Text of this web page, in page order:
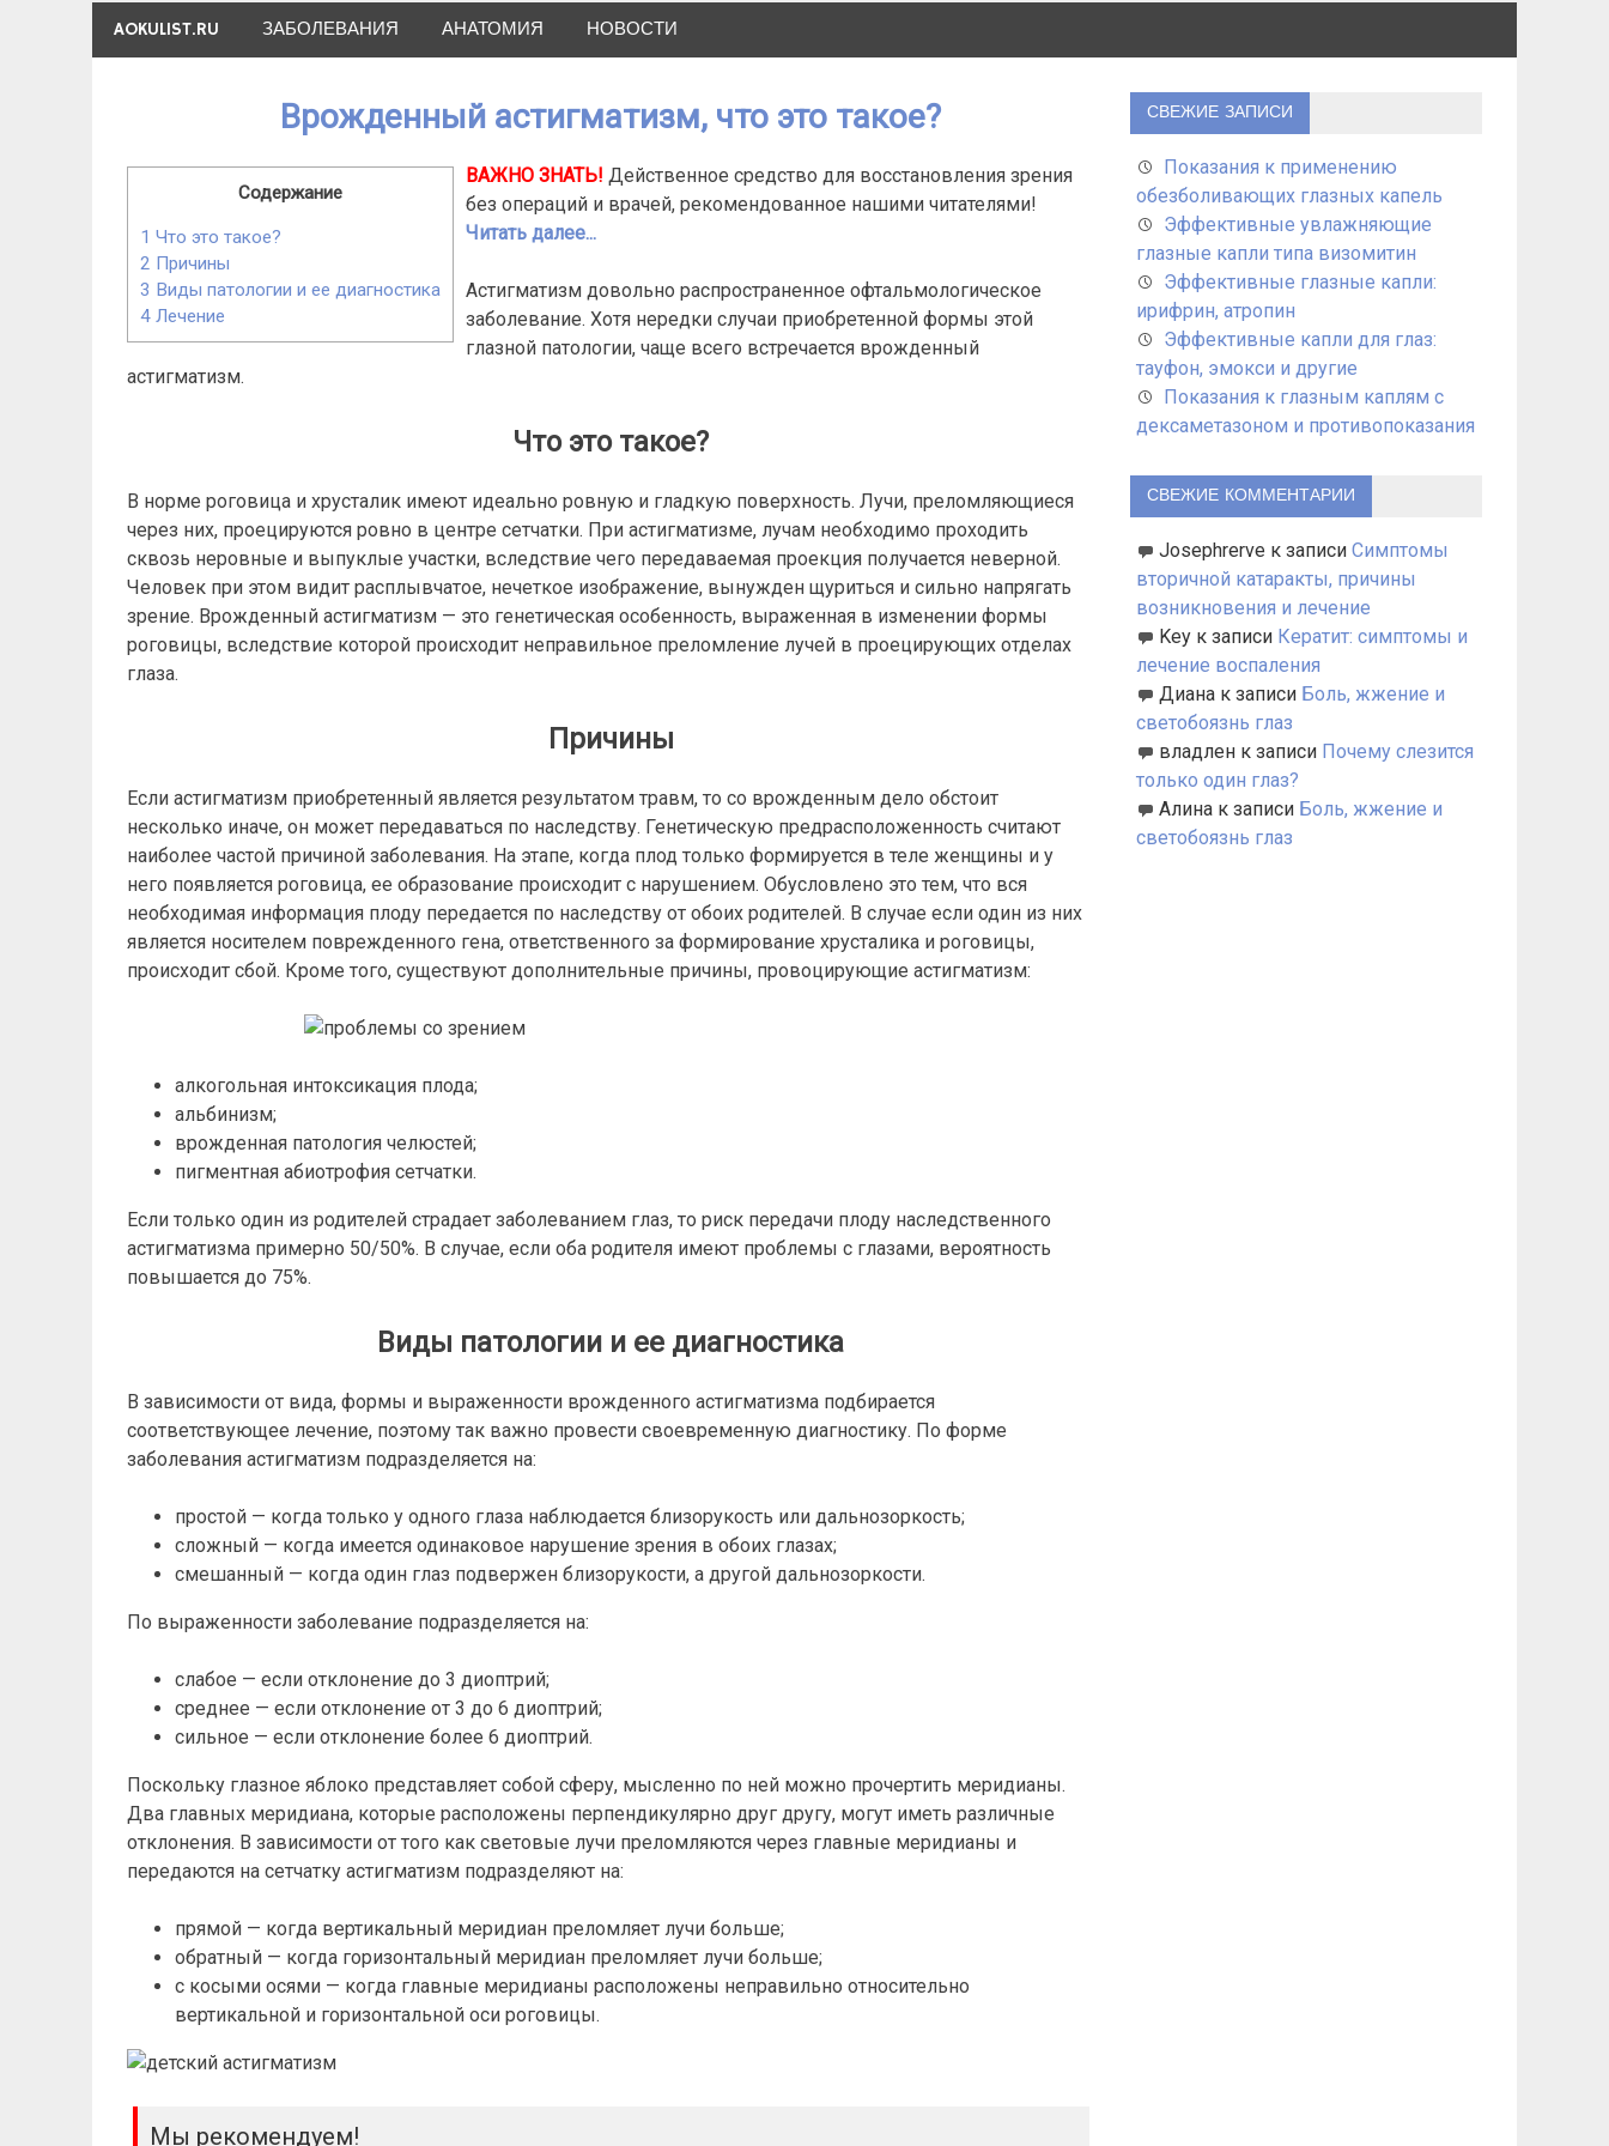
AOKULIST.RU ЗАБОЛЕВАНИЯ АНАТОМИЯ НОВОСТИ
Врожденный астигматизм, что это такое?
Содержание
1 Что это такое?
2 Причины
3 Виды патологии и ее диагностика
4Лечение
ВАЖНО ЗНАТЬ! Действенное средство для восстановления зрения
без операций и врачей, рекомендованное нашими читателями!
Читать далее...
Астигматизм довольно распространенное офтальмологическое
заболевание. Хотя нередки случаи приобретенной формы этой
глазной патологии, чаще всего встречается врожденный
астигматизм.
Что это такое?
В норме роговица и хрусталик имеют идеально ровную и гладкую поверхность. Лучи, преломляющиеся
через них, проецируются ровно в центре сетчатки. При астигматизме, лучам необходимо проходить
сквозь неровные и выпуклые участки, вследствие чего передаваемая проекция получается неверной.
Человек при этом видит расплывчатое, нечеткое изображение, вынужден щуриться и сильно напрягать
зрение. Врожденный астигматизм — это генетическая особенность, выраженная в изменении формы
роговицы, вследствие которой происходит неправильное преломление лучей в проецирующих отделах
глаза.
Причины
Если астигматизм приобретенный является результатом травм, то со врожденным дело обстоит
несколько иначе, он может передаваться по наследству. Генетическую предрасположенность считают
наиболее частой причиной заболевания. На этапе, когда плод только формируется в теле женщины и у
него появляется роговица, ее образование происходит с нарушением. Обусловлено это тем, что вся
необходимая информация плоду передается по наследству от обоих родителей. В случае если один из них
является носителем поврежденного гена, ответственного за формирование хрусталика и роговицы,
происходит сбой. Кроме того, существуют дополнительные причины, провоцирующие астигматизм:
алкогольная интоксикация плода;
альбинизм;
врожденная патология челюстей;
пигментная абиотрофия сетчатки.
Если только один из родителей страдает заболеванием глаз, то риск передачи плоду наследственного
астигматизма примерно 50/50%. В случае, если оба родителя имеют проблемы с глазами, вероятность
повышается до 75%.
Виды патологии и ее диагностика
В зависимости от вида, формы и выраженности врожденного астигматизма подбирается
соответствующее лечение, поэтому так важно провести своевременную диагностику. По форме
заболевания астигматизм подразделяется на:
простой — когда только у одного глаза наблюдается близорукость или дальнозоркость;
сложный — когда имеется одинаковое нарушение зрения в обоих глазах;
смешанный — когда один глаз подвержен близорукости, а другой дальнозоркости.
По выраженности заболевание подразделяется на:
слабое — если отклонение до 3 диоптрий;
среднее — если отклонение от 3 до 6 диоптрий;
сильное — если отклонение более 6 диоптрий.
Поскольку глазное яблоко представляет собой сферу, мысленно по ней можно прочертить меридианы.
Два главных меридиана, которые расположены перпендикулярно друг другу, могут иметь различные
отклонения. В зависимости от того как световые лучи преломляются через главные меридианы и
передаются на сетчатку астигматизм подразделяют на:
прямой — когда вертикальный меридиан преломляет лучи больше;
обратный — когда горизонтальный меридиан преломляет лучи больше;
с косыми осями — когда главные меридианы расположены неправильно относительно
вертикальной и горизонтальной оси роговицы.
Мы рекомендуем!
СВЕЖИЕ ЗАПИСИ
Показания к применению
обезболивающих глазных капель
Эффективные увлажняющие
глазные капли типа визомитин
Эффективные глазные капли:
ирифрин, атропин
Эффективные капли для глаз:
тауфон, эмокси и другие
Показания к глазным каплям с
дексаметазоном и противопоказания
СВЕЖИЕ КОММЕНТАРИИ
Josephrerve к записи Симптомы
вторичной катаракты, причины
возникновения и лечение
Keyк записи Кератит: симптомы и
лечение воспаления
Дианак записи Боль, жжение и
светобоязнь глаз
владленк записи Почему слезится
только один глаз?
Алинак записи Боль, жжение и
светобоязнь глаз